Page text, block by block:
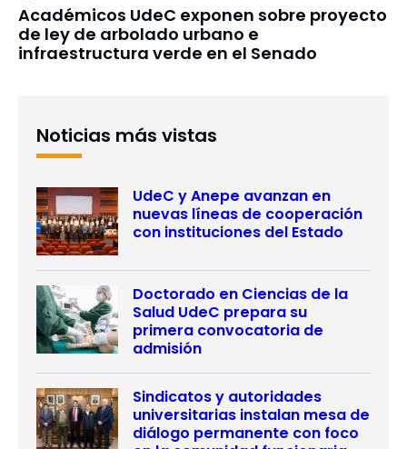
Académicos UdeC exponen sobre proyecto
de ley de arbolado urbano e
infraestructura verde en el Senado
Noticias más vistas
UdeC y Anepe avanzan en
nuevas líneas de cooperación
con instituciones del Estado
Doctorado en Ciencias de la
Salud UdeC prepara su
primera convocatoria de
admisión
Sindicatos y autoridades
universitarias instalan mesa de
diálogo permanente con foco